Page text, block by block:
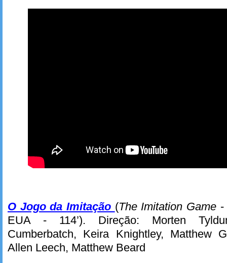
O Jogo da Imitação (The Imitation Game -
EUA - 114’). Direção: Morten
Cumberbatch, Keira Knightley, Matthew
Allen Leech, Matthew Beard